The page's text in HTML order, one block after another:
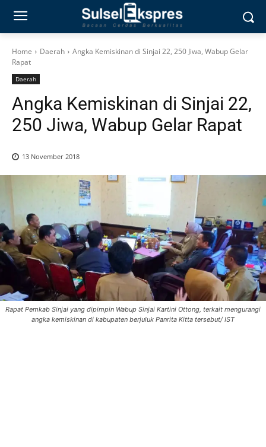
Home Daerah
Angka Kemiskinan di Sinjai 22, 250 Jiwa, Wabup Gelar
Rapat
Daerah
Angka Kemiskinan di Sinjai 22,
250 Jiwa, Wabup Gelar Rapat
13 November 2018
Rapat Pemkab Sinjai yang dipimpin Wabup Sinjai Kartini Ottong, terkait mengurangi
angka kemiskinan di kabupaten berjuluk Panrita Kitta tersebut/ IST